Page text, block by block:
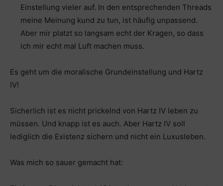
Einstellung vieler auf. In den entsprechenden Threads
meine Meinung kund zu tun, ist häufig unpassend.
Aber mir platzt so langsam echt der Kragen, so dass
ich mir echt mal Luft machen muss.
Es geht um die moralische Grundeinstellung und Hartz
IV!
Sicherlich ist es nicht prickelnd von Hartz IV leben zu
müssen. Und knapp ist es auch. Aber Hartz IV soll
lediglich die Existenz sichern und nicht ein Luxusleben.
Was mich so sauer gemacht hat: